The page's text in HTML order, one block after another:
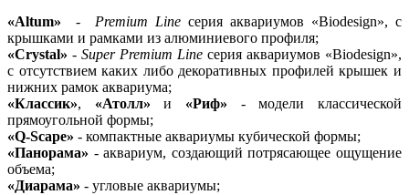
«Altum»
- Premium Line серия аквариумов «Biodesign», с
крышками и рамками из алюминиевого профиля;
«Crystal» - Super Premium Line серия аквариумов «Biodesign»,
с отсутствием каких либо декоративных профилей крышек и
нижних рамок аквариума;
«Классик», «Атолл» и «Риф» - модели классической
прямоугольной формы;
«Q-Scape» - компактные аквариумы кубической формы;
«Панорама» - аквариум, создающий потрясающее ощущение
объема;
«Диарама» - угловые аквариумы;